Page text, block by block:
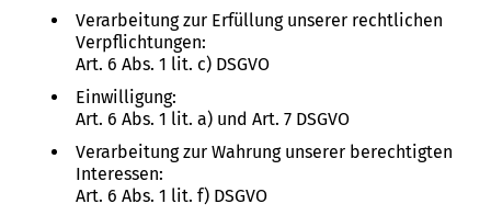
Verarbeitung zur Erfüllung unserer rechtlichen
Verpflichtungen:
Art. 6 Abs. 1 lit. c) DSGVO
Einwilligung:
Art. 6 Abs. 1 lit. a) und Art. 7 DSGVO
Verarbeitung zur Wahrung unserer berechtigten
Interessen:
Art. 6 Abs. 1 lit. f) DSGVO